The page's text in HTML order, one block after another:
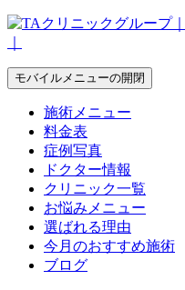
モバイルメニューの開閉
施術メニュー
料金表
症例写真
ドクター情報
クリニック一覧
お悩みメニュー
選ばれる理由
今月のおすすめ施術
ブログ